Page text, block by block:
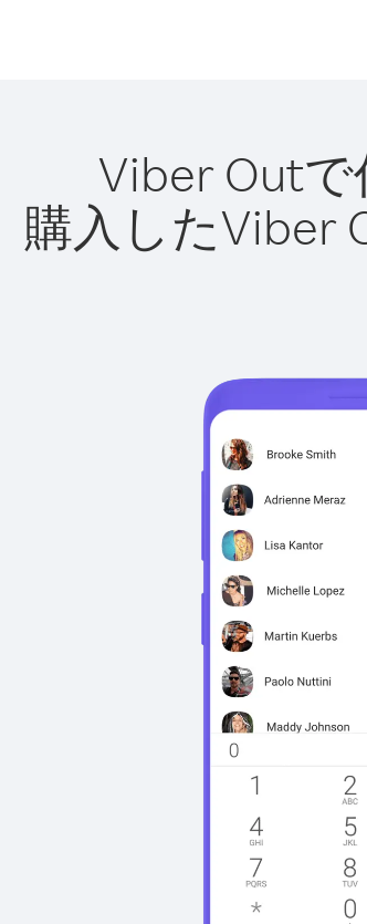
Viber Out
購入したViber